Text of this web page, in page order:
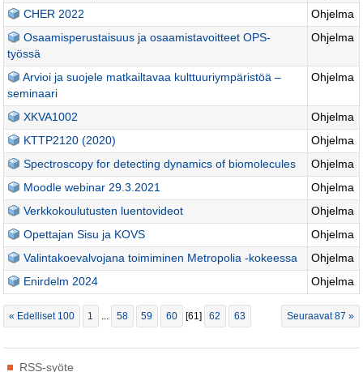
CHER 2022
Ohjelma
Osaamisperustaisuus ja osaamistavoitteet OPS-
työssä
Ohjelma
Arvioi ja suojele matkailtavaa kulttuuriympäristöä –
seminaari
Ohjelma
XKVA1002
Ohjelma
KTTP2120 (2020)
Ohjelma
Spectroscopy for detecting dynamics of biomolecules
Ohjelma
Moodle webinar 29.3.2021
Ohjelma
Verkkokoulutusten luentovideot
Ohjelma
Opettajan Sisu ja KOVS
Ohjelma
Valintakoevalvojana toimiminen Metropolia -kokeessa
Ohjelma
Enirdelm 2024
Ohjelma
« Edelliset 100 Seuraavat 87 »
1 58 59 60 61 62 63
RSS-syöte